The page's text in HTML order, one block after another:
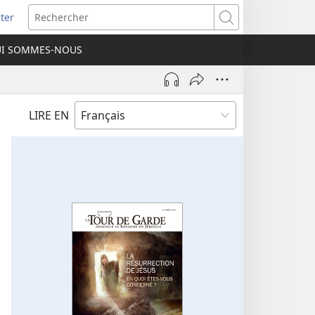
Rechercher
SOMMES-NOUS
LIRE EN